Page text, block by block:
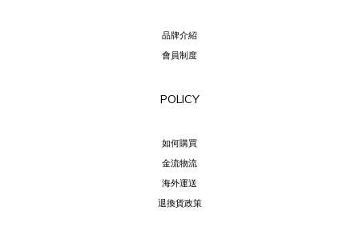
品牌介紹
會員制度
POLICY
如何購買
金流物流
海外運送
退換貨政策